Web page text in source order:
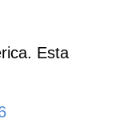
Esta